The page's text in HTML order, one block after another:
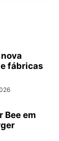
fábricas
Bee em